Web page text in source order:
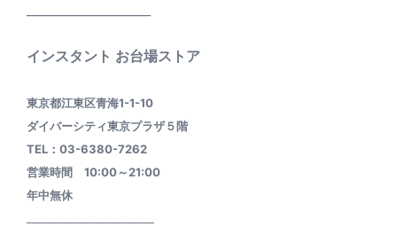
インスタント お台場ストア
東京都江東区青海1-1-10
ダイバーシティ東京プラザ５階
TEL：03-6380-7262
営業時間 10:00～21:00
年中無休